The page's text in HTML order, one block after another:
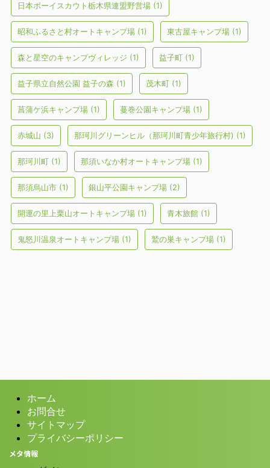
日本ボーイスカウト栃木県連盟野営場 (1)
昭和ふるさと村オートキャンプ場 (1) 東古屋キャンプ場 (1)
森と星空のキャンプヴィレッジ (1) 益子町 (1)
益子県立自然公園 益子の森 (1) 茂木町 (1)
菖蒲ケ浜キャンプ場 (1) 蔓巻公園キャンプ場 (1)
赤城山 (3) 那珂川グリーンヒル（那珂川町青少年旅行村) (1)
那珂川町 (1) 那須いなか村オートキャンプ場 (1)
那須烏山市 (1) 銀山平公園キャンプ場 (2)
開運の里上栗山オートキャンプ場 (1) 青木旅館 (1)
鬼怒川温泉オートキャンプ場 (1) 鷲の巣キャンプ場 (1)
ホーム
お問合せ
サイトマップ
プライバシーポリシー
メタ情報